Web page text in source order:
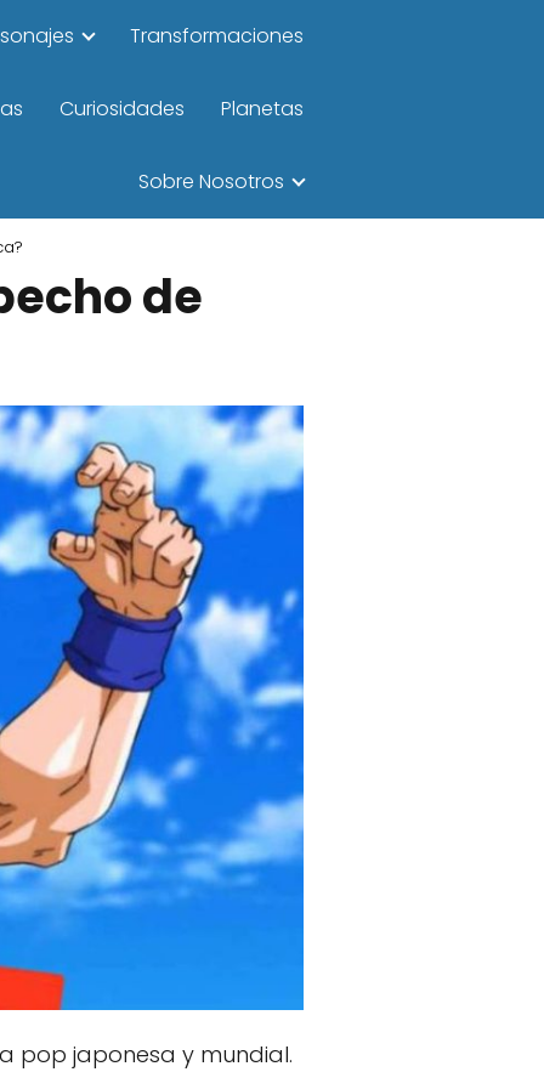
Transformaciones
Curiosidades Planetas
Sobre Nosotros
de
pop japonesa y mundial.